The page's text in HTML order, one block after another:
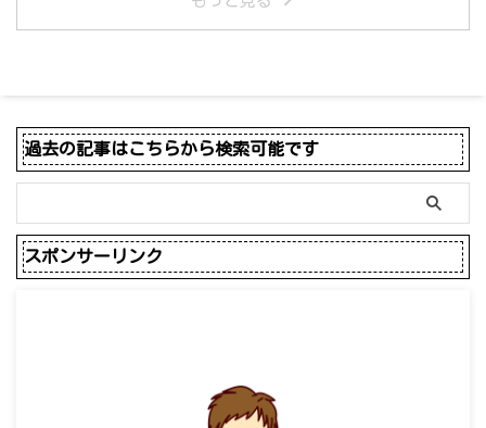
過去の記事はこちらから検索可能です
スポンサーリンク